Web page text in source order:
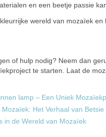
en een beetje passie
wereld van mozaïek en
of hulp nodig? Neem dan
te starten. Laat de
lamp – Een Uniek
Het Verhaal van Betsie
in de Wereld van Mozaïek